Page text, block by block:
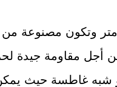
حيث يتم سحب المياه عبر أنابيب يصل قطرها إلى 15 متر
أجل مقاومة جيدة
شبه غاطسة حيث